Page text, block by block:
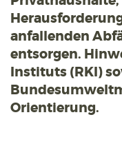
anfallenden
entsorgen.
Instituts (RKI)
Orientierung.